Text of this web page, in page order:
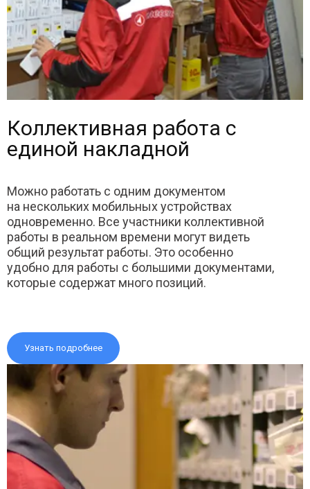
Коллективная работа с
единой накладной
Можно работать с одним документом
на нескольких мобильных устройствах
одновременно. Все участники коллективной
работы в реальном времени могут видеть
общий результат работы. Это особенно
удобно для работы с большими документами,
которые содержат много позиций.
Узнать подробнее